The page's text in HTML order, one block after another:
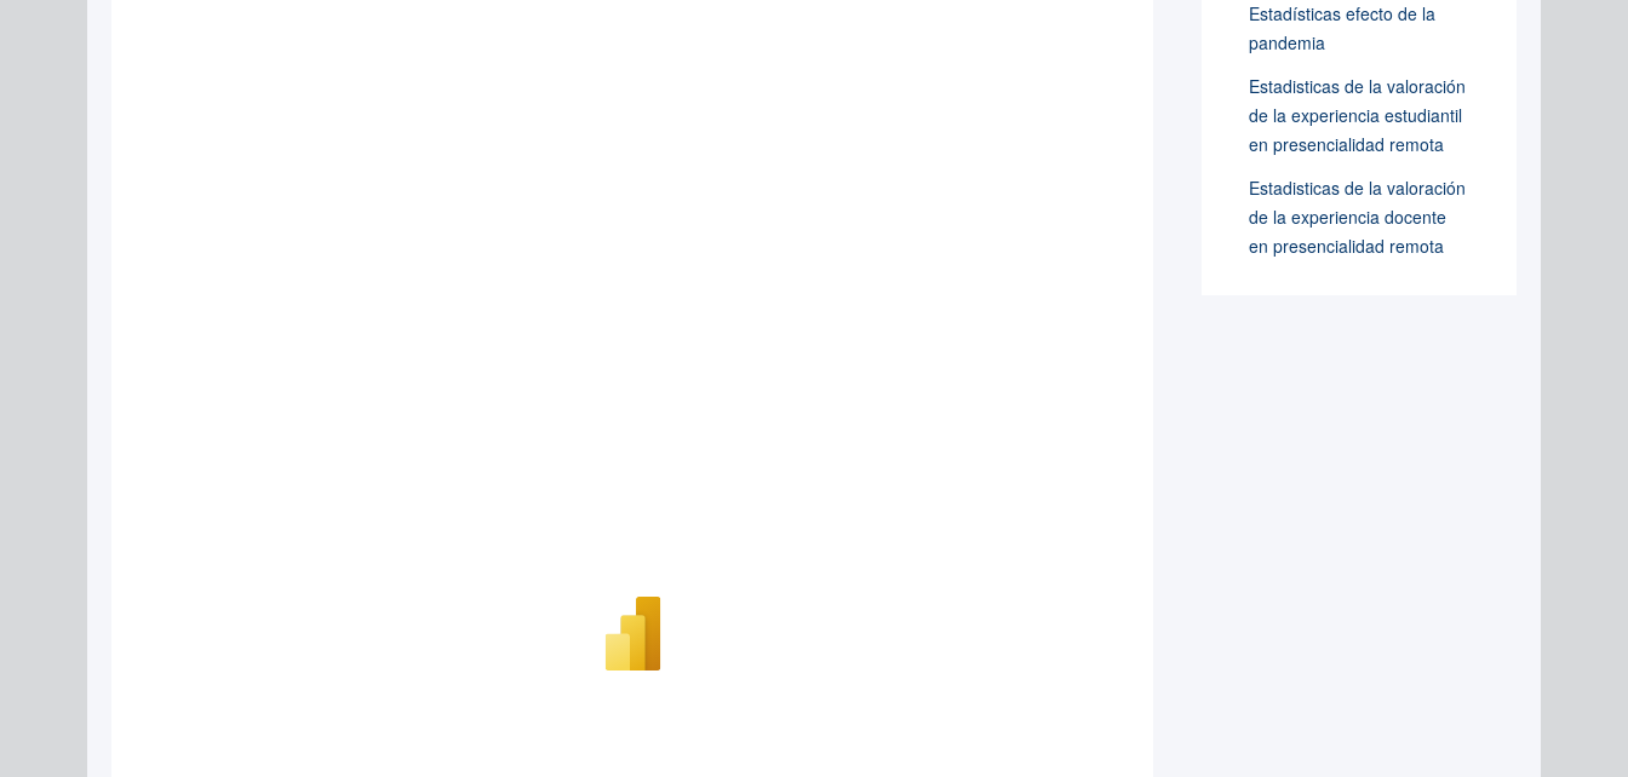
Estadísticas efecto de la
pandemia
Estadisticas de la valoración
de la experiencia estudiantil
en presencialidad remota
Estadisticas de la valoración
de la experiencia docente
en presencialidad remota